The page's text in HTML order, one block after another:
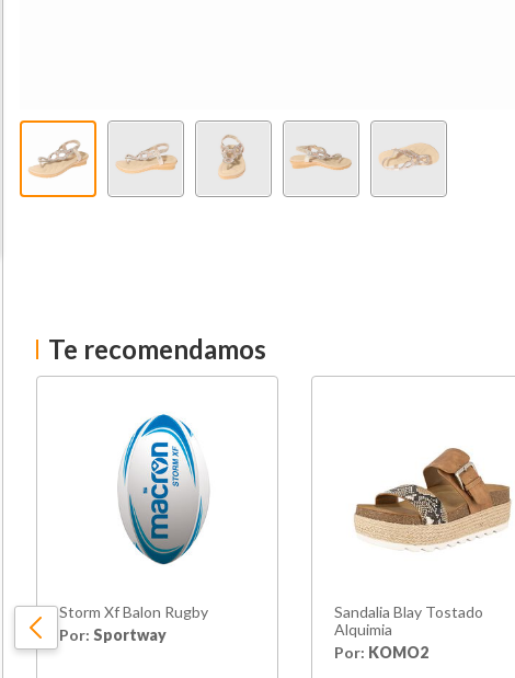
Te recomendamos
Storm Xf Balon Rugby
Por: Sportway
Sandalia Blay Tostado
Alquimia
Por: KOMO2